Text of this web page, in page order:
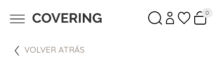
0
VOLVER ATRÁS